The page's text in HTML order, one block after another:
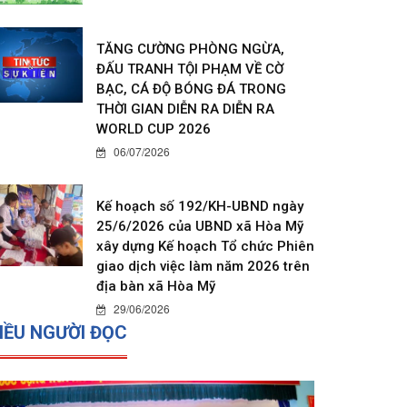
TĂNG CƯỜNG PHÒNG NGỪA,
ĐẤU TRANH TỘI PHẠM VỀ CỜ
BẠC, CÁ ĐỘ BÓNG ĐÁ TRONG
THỜI GIAN DIỄN RA DIỄN RA
WORLD CUP 2026
06/07/2026
Kế hoạch số 192/KH-UBND ngày
25/6/2026 của UBND xã Hòa Mỹ
xây dựng Kế hoạch Tổ chức Phiên
giao dịch việc làm năm 2026 trên
địa bàn xã Hòa Mỹ
29/06/2026
NGƯỜI ĐỌC